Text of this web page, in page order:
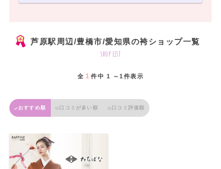
芦原駅周辺/豊橋市/愛知県の袴ショップ一覧
shop list
全 1 件中 1 ～1件表示
おすすめ順 口コミが多い順 口コミ評価順